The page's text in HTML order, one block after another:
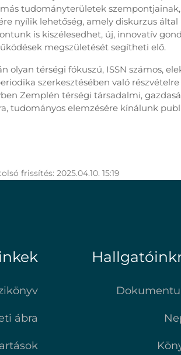
tudományterületek szempontjainak,
nyílik lehetőség, amely diskurzus
is kiszélesedhet, új, innovatív
megszületését segítheti elő.
olyan térségi fókuszú, ISSN számos,
szerkesztésében való
Zemplén térségi társadalmi,
tudományos elemzésére kínálunk
frissítés: 2025.04.10. 15:19
ábra